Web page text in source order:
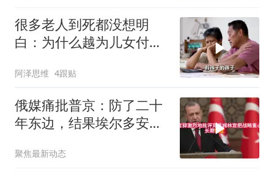
很多老人到死都没想明
白：为什么越为儿女付
阿泽思维 4跟贴
俄媒痛批普京：防了二十
年东边，结果埃尔多安把
聚焦最新动态